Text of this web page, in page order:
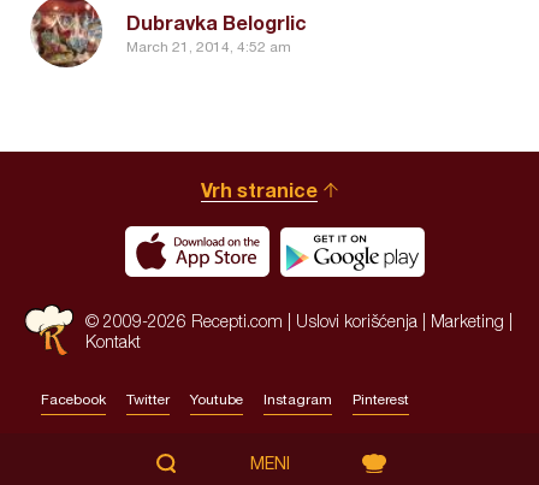
Dubravka Belogrlic
March 21, 2014, 4:52 am
Vrh stranice
© 2009-2026 Recepti.com | Uslovi korišćenja Marketing
Kontakt
Facebook Twitter Youtube Instagram Pinterest